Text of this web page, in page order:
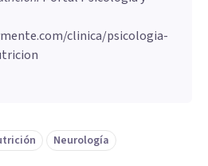
clinica/psicologia-
Neurología